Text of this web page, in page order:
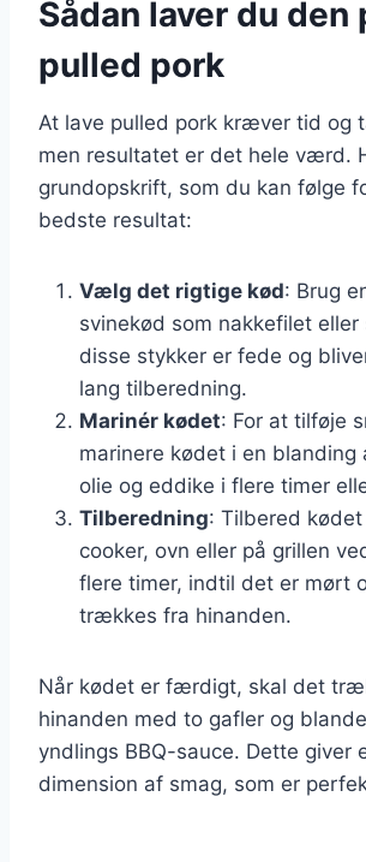
Sådan laver du
pulled pork
At lave pulled pork kræver tid og
men resultatet er det hele værd.
grundopskrift, som du kan følge
bedste resultat:
Vælg det rigtige kød: Brug
svinekød som nakkefilet eller
disse stykker er fede og
lang tilberedning.
Marinér kødet: For at tilføje
marinere kødet i en blanding
olie og eddike i flere timer
Tilberedning: Tilbered
cooker, ovn eller på grillen
flere timer, indtil det er mørt
trækkes fra hinanden.
Når kødet er færdigt, skal det
hinanden med to gafler og
yndlings BBQ-sauce. Dette giver
dimension af smag, som er